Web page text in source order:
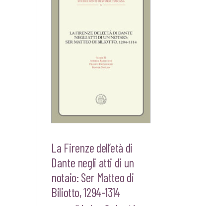
La Firenze dell’età di
Dante negli atti di un
notaio: Ser Matteo di
Biliotto, 1294-1314